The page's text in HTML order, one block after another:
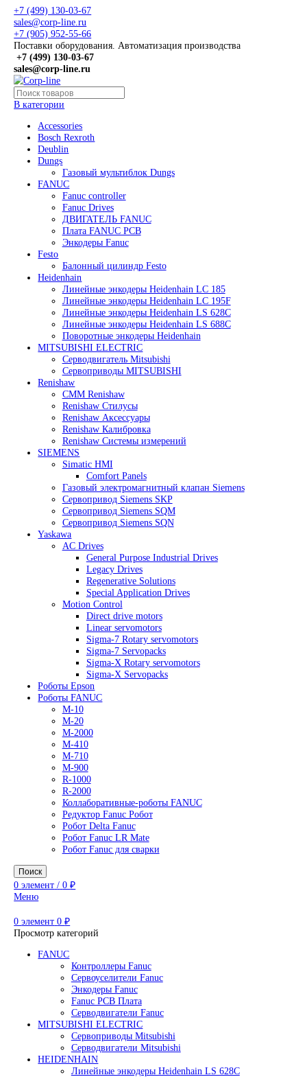
+7 (499) 130-03-67
sales@corp-line.ru
+7 (905) 952-55-66
Поставки оборудования. Автоматизация производства
+7 (499)130-03-67
sales@corp-line.ru
Accessories
Bosch Rexroth
Deublin
Dungs
Газовый мультиблок Dungs
FANUC
Fanuc controller
Fanuc Drives
ДВИГАТЕЛЬ FANUC
Плата FANUC PCB
Энкодеры Fanuc
Festo
Балонный цилиндр Festo
Heidenhain
Линейные энкодеры Heidenhain LC 185
Линейные энкодеры Heidenhain LC 195F
Линейные энкодеры Heidenhain LS 628C
Линейные энкодеры Heidenhain LS 688C
Поворотные энкодеры Heidenhain
MITSUBISHI ELECTRIC
Серводвигатель Mitsubishi
Сервоприводы MITSUBISHI
Renishaw
CMM Renishaw
Renishaw Cтилусы
Renishaw Аксессуары
Renishaw Калибровка
Renishaw Системы измерений
SIEMENS
Simatic HMI
Газовый электромагнитный клапан Siemens
Сервопривод Siemens SKP
Сервопривод Siemens SQM
Сервопривод Siemens SQN
Yaskawa
AC Drives
General Purpose Industrial Drives
Legacy Drives
Regenerative Solutions
Special Application Drives
Motion Control
Direct drive motors
Роботы Epson
Роботы FANUC
M-10
M-20
M-2000
M-410
R-1000
Редуктор Fanuc Робот
Робот Delta Fanuc
Робот Fanuc для сварки
элемент 0₽
Меню
элемент 0₽
Просмотр категорий